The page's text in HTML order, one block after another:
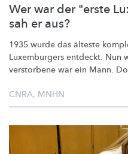
Wer war der "erste
sah er aus?
1935 wurde das älteste
Luxemburgers entdeckt. Nun
verstorbene war ein Mann.
CNRA, MNHN